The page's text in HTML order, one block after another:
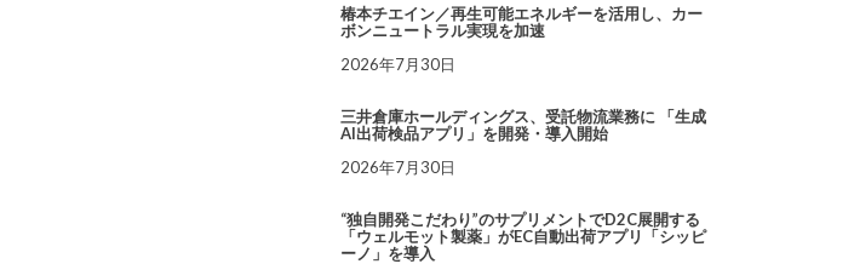
椿本チエイン／再生可能エネルギーを活用し、カー
ボンニュートラル実現を加速
2026年7月30日
三井倉庫ホールディングス、受託物流業務に 「生成
AI出荷検品アプリ」を開発・導入開始
2026年7月30日
“独自開発こだわり”のサプリメントでD2C展開する
「ウェルモット製薬」がEC自動出荷アプリ「シッピ
ーノ」を導入